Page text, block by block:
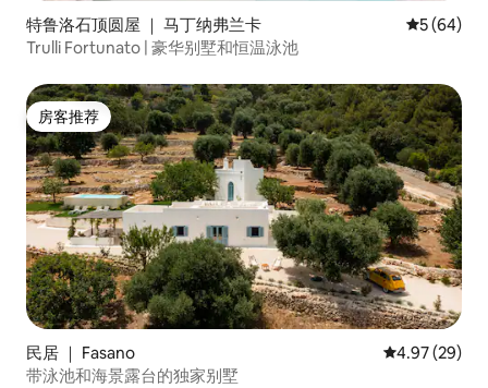
可进行色彩疗法。 非常适合两个朋友的家
庭，他们可以保护自己的隐私，享受共同
的放松和有趣的时刻，也可以用作单个单
元，使用两个起居区中的一个作为第三间
卧室。 房源的所有房间均配备空调和无线
网络。 房客可以使用私人停车场。 整个建
筑最多可容纳8张床，为房客提供： 4间浴
室，其中2间配备齐全， 2间外部卫生间，
配备蒸汽房、芳香疗法、漩涡浴缸（俯瞰
风景如画的岩石墙）、情感色彩疗法淋
浴、马桶和1间带淋浴的外部浴室（水+洗
脸盆）。 独一无二的盐水和漩涡泳池周围
环绕着地中海绿化。 这片隐私和放松的绿
洲拥有您需要的一切，包括日光浴区、室
外淋浴和卫生间。 泳池水深符合法律要
求，以确保儿童的最大安全。 房客可以在
宽敞的全景露台上用餐，周围环绕着外界
空间，采用简约时尚风格，阴凉处设有凉
特鲁洛石顶圆屋 ｜ 马丁纳弗兰卡 平均评分
5 (64)
Trulli Fortunato | 豪华别墅和恒温泳池
房客推荐
房客推荐
民居 ｜ Fasano 平均评分
4.97 (29)
带泳池和海景露台的独家别墅